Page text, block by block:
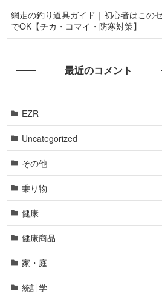
網走の釣り道具ガイド｜初心者はこの
でOK【チカ・コマイ・防寒対策】
最近のコメント
EZR
Uncategorized
その他
乗り物
健康
健康商品
家・庭
統計学